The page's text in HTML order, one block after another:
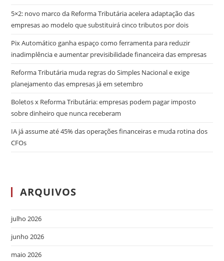
5×2: novo marco da Reforma Tributária acelera adaptação das
empresas ao modelo que substituirá cinco tributos por dois
Pix Automático ganha espaço como ferramenta para reduzir
inadimplência e aumentar previsibilidade financeira das empresas
Reforma Tributária muda regras do Simples Nacional e exige
planejamento das empresas já em setembro
Boletos x Reforma Tributária: empresas podem pagar imposto
sobre dinheiro que nunca receberam
IA já assume até 45% das operações financeiras e muda rotina dos
CFOs
ARQUIVOS
julho 2026
junho 2026
maio 2026